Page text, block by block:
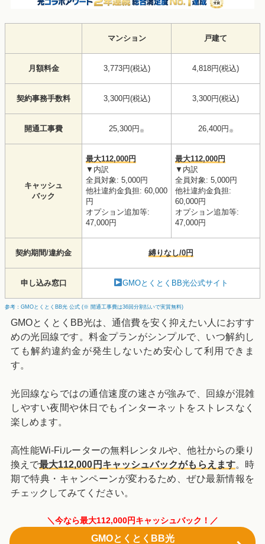
マンション 戸建て
月額料金 3,773円(税込) 4,818円(税込)
契約事務手数料 3,300円(税込) 3,300円(税込)
開通工事費 25,300円 ※ 26,400円 ※
キャッシュ
バック
最大112,000円
▼内訳
全員対象: 5,000円
他社違約金負担: 60,000
円
オプション追加等:
47,000円
最大112,000円
▼内訳
全員対象: 5,000円
他社違約金負担:
60,000円
オプション追加等:
47,000円
契約期間/違約金 縛りなし/0円
申し込み窓口 GMOとくとくBB光公式サイト
参考：GMOとくとくBB光 公式 (※ 開通工事費は36回分割払いで実質無料)
GMOとくとくBB光は、通信費を安く抑えたい人におすす
めの光回線です。料金プランがシンプルで、いつ解約し
ても解約違約金が発生しないため安心して利用できま
す。
光回線ならではの通信速度の速さが強みで、回線が混雑
しやすい夜間や休日でもインターネットをストレスなく
楽しめます。
高性能Wi-Fiルーターの無料レンタルや、他社からの乗り
換えで最大112,000円キャッシュバックがもらえます。時
期で特典・キャンペーンが変わるため、ぜひ最新情報を
チェックしてみてください。
＼今なら最大112,000円キャッシュバック！／
GMOとくとくBB光